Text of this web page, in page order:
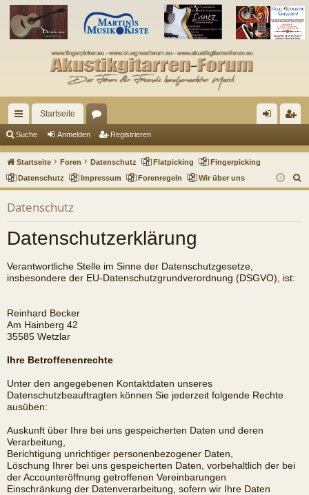
ch
ne
llz
Startseite
en m ist
rie
Suche Anmelden Registrieren
Startseite Foren Datenschutz Flatpicking
Fingerpicking
Datenschutz
Impressum Forenregeln Wir über uns
u
Datenschutz
Datenschutzerklärung
Verantwortliche Stelle im Sinne der Datenschutzgesetze,
insbesondere der EU-Datenschutzgrundverordnung (DSGVO), ist:
Reinhard Becker
Am Hainberg 42
35585 Wetzlar
Ihre Betroffenenrechte
Unter den angegebenen Kontaktdaten unseres
Datenschutzbeauftragten können Sie jederzeit folgende Rechte
ausüben:
Auskunft über Ihre bei uns gespeicherten Daten und deren
Verarbeitung,
Berichtigung unrichtiger personenbezogener Daten,
Löschung Ihrer bei uns gespeicherten Daten, vorbehaltlich der bei
der Accounteröffnung getroffenen Vereinbarungen
Einschränkung der Datenverarbeitung, sofern wir Ihre Daten